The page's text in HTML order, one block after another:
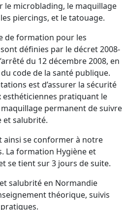
le microblading, le maquillage
piercings, et le tatouage.
de formation pour les
définies par le décret 2008-
du 12 décembre 2008, en
code de la santé publique.
est d’assurer la sécurité
pratiquant le
permanent de suivre
et salubrité.
ainsi se conformer à notre
La formation Hygiène et
se tient sur 3 jours de suite.
salubrité en Normandie
théorique, suivis
pratiques.